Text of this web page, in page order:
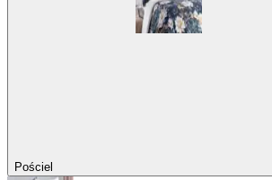
Pościel